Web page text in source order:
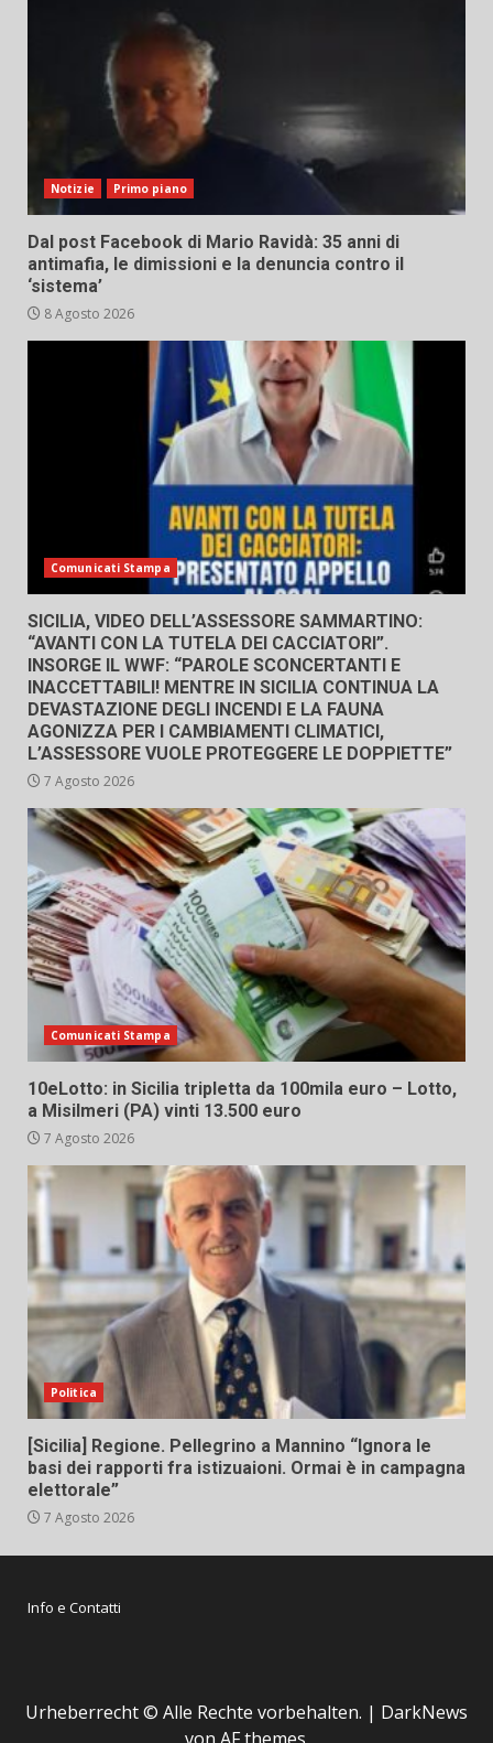
Notizie Primo piano
Dal post Facebook di Mario Ravidà: 35 anni di
antimafia, le dimissioni e la denuncia contro il
‘sistema’
8 Agosto 2026
Comunicati Stampa
SICILIA, VIDEO DELL’ASSESSORE SAMMARTINO:
“AVANTI CON LA TUTELA DEI CACCIATORI”.
INSORGE IL WWF: “PAROLE SCONCERTANTI E
INACCETTABILI! MENTRE IN SICILIA CONTINUA LA
DEVASTAZIONE DEGLI INCENDI E LA FAUNA
AGONIZZA PER I CAMBIAMENTI CLIMATICI,
L’ASSESSORE VUOLE PROTEGGERE LE DOPPIETTE”
7 Agosto 2026
Comunicati Stampa
10eLotto: in Sicilia tripletta da 100mila euro – Lotto,
a Misilmeri (PA) vinti 13.500 euro
7 Agosto 2026
Politica
[Sicilia] Regione. Pellegrino a Mannino “Ignora le
basi dei rapporti fra istizuaioni. Ormai è in campagna
elettorale”
7 Agosto 2026
Info e Contatti
Urheberrecht © Alle Rechte vorbehalten. | DarkNews